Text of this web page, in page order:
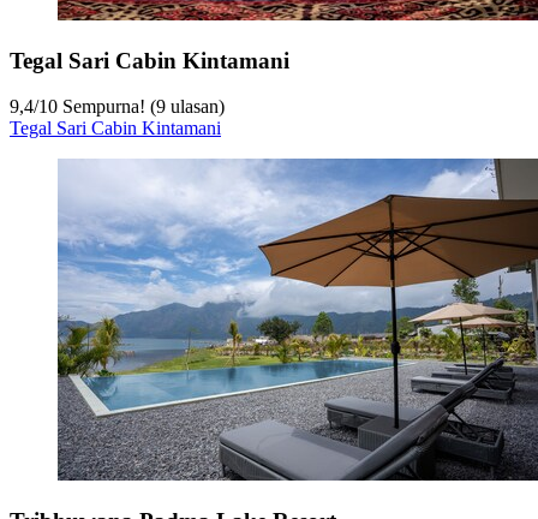
Tegal Sari Cabin Kintamani
9,4/10 Sempurna! (9 ulasan)
Tegal Sari Cabin Kintamani